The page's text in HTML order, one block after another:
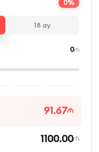
0%
18 ay
0
91.67
1100.00